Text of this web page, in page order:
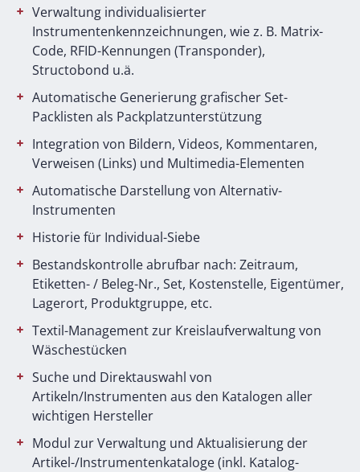
Verwaltung individualisierter
Instrumentenkennzeichnungen, wie z. B. Matrix-
Code, RFID-Kennungen (Transponder),
Structobond u.ä.
Automatische Generierung grafischer Set-
Packlisten als Packplatzunterstützung
Integration von Bildern, Videos, Kommentaren,
Verweisen (Links) und Multimedia-Elementen
Automatische Darstellung von Alternativ-
Instrumenten
Historie für Individual-Siebe
Bestandskontrolle abrufbar nach: Zeitraum,
Etiketten- / Beleg-Nr., Set, Kostenstelle, Eigentümer,
Lagerort, Produktgruppe, etc.
Textil-Management zur Kreislaufverwaltung von
Wäschestücken
Suche und Direktauswahl von
Artikeln/Instrumenten aus den Katalogen aller
wichtigen Hersteller
Modul zur Verwaltung und Aktualisierung der
Artikel-/Instrumentenkataloge (inkl. Katalog-